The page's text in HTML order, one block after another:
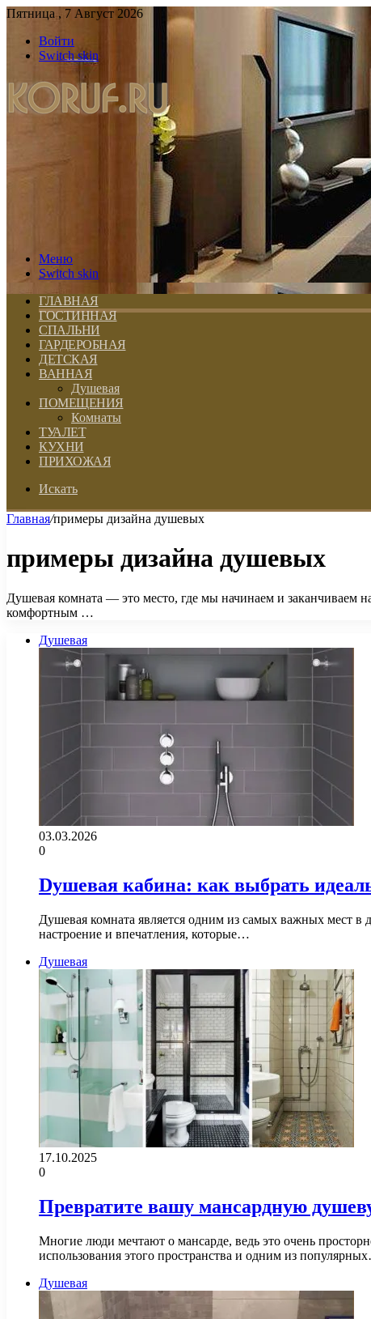
Пятница , 7 Август 2026
Войти
Switch skin
Меню
Switch skin
ГЛАВНАЯ
ГОСТИННАЯ
СПАЛЬНИ
ГАРДЕРОБНАЯ
ДЕТСКАЯ
ВАННАЯ
Душевая
ПОМЕЩЕНИЯ
Комнаты
ТУАЛЕТ
КУХНИ
ПРИХОЖАЯ
Искать
Главная/примеры дизайна душевых
примеры дизайна душевых
Душевая комната — это место, где мы начинаем и заканчиваем
комфортным …
Душевая
03.03.2026
0
Dушевая кабина: как выбрать
Душевая комната является одним из самых важных мест в
настроение и впечатления, которые…
Душевая
17.10.2025
0
Превратите вашу мансардную
Многие люди мечтают о мансарде, ведь это очень
использования этого пространства и одним из
Душевая